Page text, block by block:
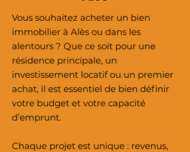
Vous souhaitez acheter un bien
immobilier à Alès ou dans les
alentours ? Que ce soit pour une
résidence principale, un
investissement locatif ou un premier
achat, il est essentiel de bien définir
votre budget et votre capacité
d’emprunt.
Chaque projet est unique : revenus,